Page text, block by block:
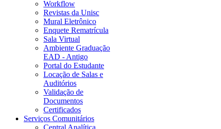
Workflow
Revistas da Unisc
Mural Eletrônico
Enquete Rematrícula
Sala Virtual
Ambiente Graduação
EAD - Antigo
Portal do Estudante
Locação de Salas e
Auditórios
Validação de
Documentos
Certificados
Serviços Comunitários
Central Analítica